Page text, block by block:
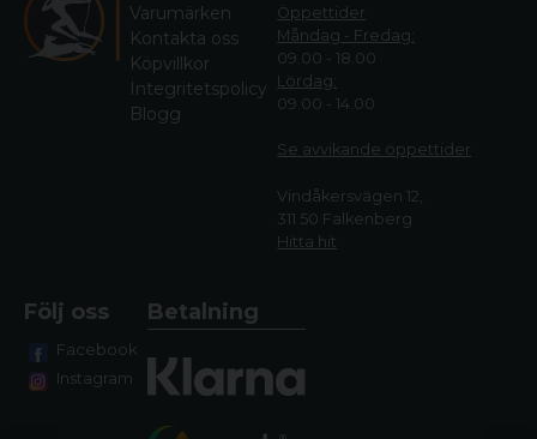
Varumärken
Kontakta oss
Köpvillkor
Integritetspolicy
Blogg
Öppettider
Måndag - Fredag:
09.00 - 18.00
Lördag:
09.00 - 14.00
Se avvikande öppettider
Vindåkersvägen 12,
311 50 Falkenberg
Hitta hit
Följ oss
Facebook
Instagram
Betalning